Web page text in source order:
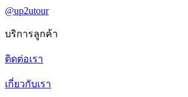
@up2utour
บริการลูกค้า
ติดต่อเรา
เกี่ยวกับเรา